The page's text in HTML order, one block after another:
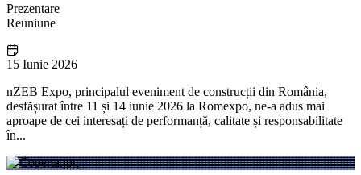
Prezentare
Reuniune
15 Iunie 2026
nZEB Expo, principalul eveniment de construcții din România,
desfășurat între 11 și 14 iunie 2026 la Romexpo, ne-a adus mai
aproape de cei interesați de performanță, calitate și responsabilitate
în...